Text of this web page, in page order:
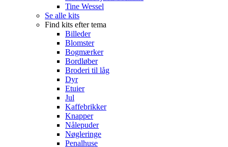
Tine Wessel
Se alle kits
Find kits efter tema
Billeder
Blomster
Bogmærker
Bordløber
Broderi til låg
Dyr
Etuier
Jul
Kaffebrikker
Knapper
Nålepuder
Nøgleringe
Penalhuse